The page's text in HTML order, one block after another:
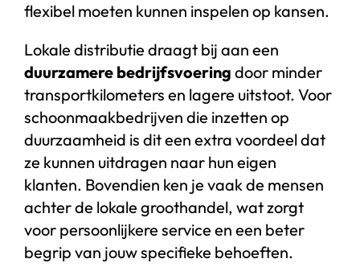
flexibel moeten kunnen inspelen op kansen.
Lokale distributie draagt bij aan een
duurzamere bedrijfsvoering door minder
transportkilometers en lagere uitstoot. Voor
schoonmaakbedrijven die inzetten op
duurzaamheid is dit een extra voordeel dat
ze kunnen uitdragen naar hun eigen
klanten. Bovendien ken je vaak de mensen
achter de lokale groothandel, wat zorgt
voor persoonlijkere service en een beter
begrip van jouw specifieke behoeften.